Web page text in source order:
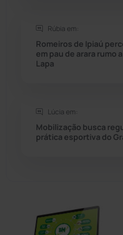
Sítio do Mato
Sudoeste Baiano
Tanque Novo
Tecnologia
Rúbia em:
Romeiros de Ipiaú
em pau de arara rumo
Lapa
Lúcia em:
Mobilização busca
prática esportiva do